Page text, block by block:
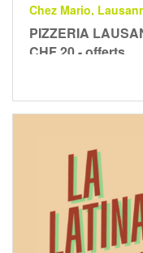
Chez Mario,
PIZZERIA
CHF 20.- offerts